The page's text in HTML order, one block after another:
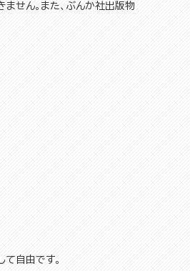
ません。また、ぶんか社出版物
自由です。